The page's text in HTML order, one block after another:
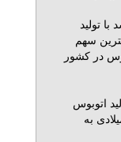
با توليد
بيشترين سهم
اتوبوس در كشور
از توليد اتوبوس
در جهان را در سال ۲۰۱۰ ميلادی به